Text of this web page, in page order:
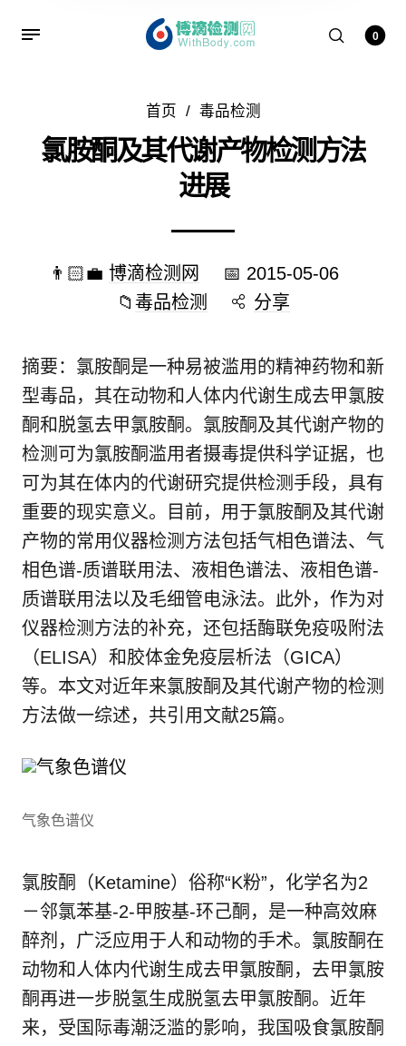
0
首页 / 毒品检测
氯胺酮及其代谢产物检测方法
进展
👨🏻‍💼 博滴检测网 📅 2015-05-06
📁 毒品检测 分享
摘要：氯胺酮是一种易被滥用的精神药物和新
型毒品，其在动物和人体内代谢生成去甲氯胺
酮和脱氢去甲氯胺酮。氯胺酮及其代谢产物的
检测可为氯胺酮滥用者摄毒提供科学证据，也
可为其在体内的代谢研究提供检测手段，具有
重要的现实意义。目前，用于氯胺酮及其代谢
产物的常用仪器检测方法包括气相色谱法、气
相色谱-质谱联用法、液相色谱法、液相色谱-
质谱联用法以及毛细管电泳法。此外，作为对
仪器检测方法的补充，还包括酶联免疫吸附法
（ELISA）和胶体金免疫层析法（GICA）
等。本文对近年来氯胺酮及其代谢产物的检测
方法做一综述，共引用文献25篇。
气象色谱仪
氯胺酮（Ketamine）俗称“K粉”，化学名为2
－邻氯苯基-2-甲胺基-环己酮，是一种高效麻
醉剂，广泛应用于人和动物的手术。氯胺酮在
动物和人体内代谢生成去甲氯胺酮，去甲氯胺
酮再进一步脱氢生成脱氢去甲氯胺酮。近年
来，受国际毒潮泛滥的影响，我国吸食氯胺酮